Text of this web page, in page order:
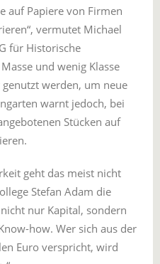
auf Papiere von Firmen
vermutet Michael
für Historische
und wenig Klasse
werden, um neue
warnt jedoch, bei
Stücken auf
geht das meist nicht
Stefan Adam die
nur Kapital, sondern
how. Wer sich aus der
Euro verspricht, wird